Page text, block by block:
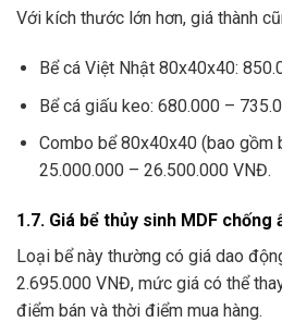
Với kích thước lớn hơn, giá thành
Bể cá Việt Nhật 80x40x40:
Bể cá giấu keo: 680.000 –
Combo bể 80x40x40 (bao gồm
25.000.000 – 26.500.000 VNĐ.
1.7. Giá bể thủy sinh MDF chống
Loại bể này thường có giá dao
2.695.000 VNĐ, mức giá có thể
điểm bán và thời điểm mua hàng.